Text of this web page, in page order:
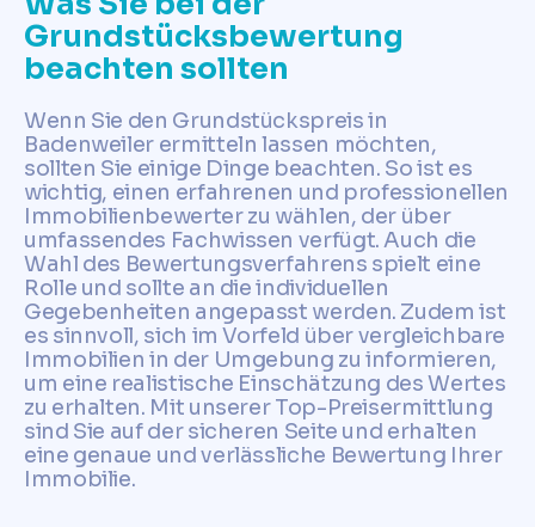
Grundstücksbewertung
beachten sollten
Wenn Sie den Grundstückspreis in
Badenweiler ermitteln lassen möchten,
sollten Sie einige Dinge beachten. So ist es
wichtig, einen erfahrenen und professionellen
Immobilienbewerter zu wählen, der über
umfassendes Fachwissen verfügt. Auch die
Wahl des Bewertungsverfahrens spielt eine
Rolle und sollte an die individuellen
Gegebenheiten angepasst werden. Zudem ist
es sinnvoll, sich im Vorfeld über vergleichbare
Immobilien in der Umgebung zu informieren,
um eine realistische Einschätzung des Wertes
zu erhalten. Mit unserer Top-Preisermittlung
sind Sie auf der sicheren Seite und erhalten
eine genaue und verlässliche Bewertung Ihrer
Immobilie.